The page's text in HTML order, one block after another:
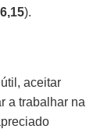
).
aceitar
a trabalhar na